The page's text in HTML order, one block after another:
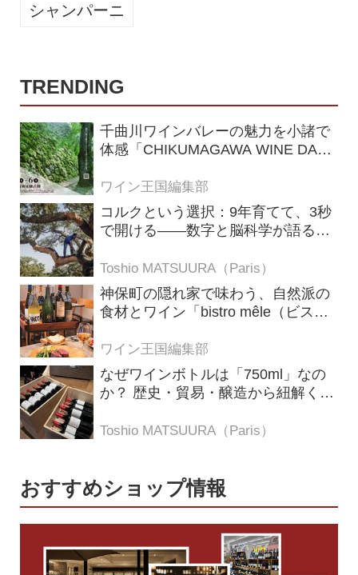
シャンパーニ
TRENDING
千曲川ワインバレーの魅力を小諸で
体感「CHIKUMAGAWA WINE DAYS
ワイン王国編集部
コルクという選択：9年育てて、3秒
で開ける——数字と脳科学が語る栓
Toshio MATSUURA（Paris）
神保町の隠れ家で味わう、自然派の
食材とワイン「bistro mêle（ビスト
ワイン王国編集部
なぜワインボトルは「750ml」なの
か？ 歴史・貿易・醸造から紐解く4
Toshio MATSUURA（Paris）
おすすめショップ情報